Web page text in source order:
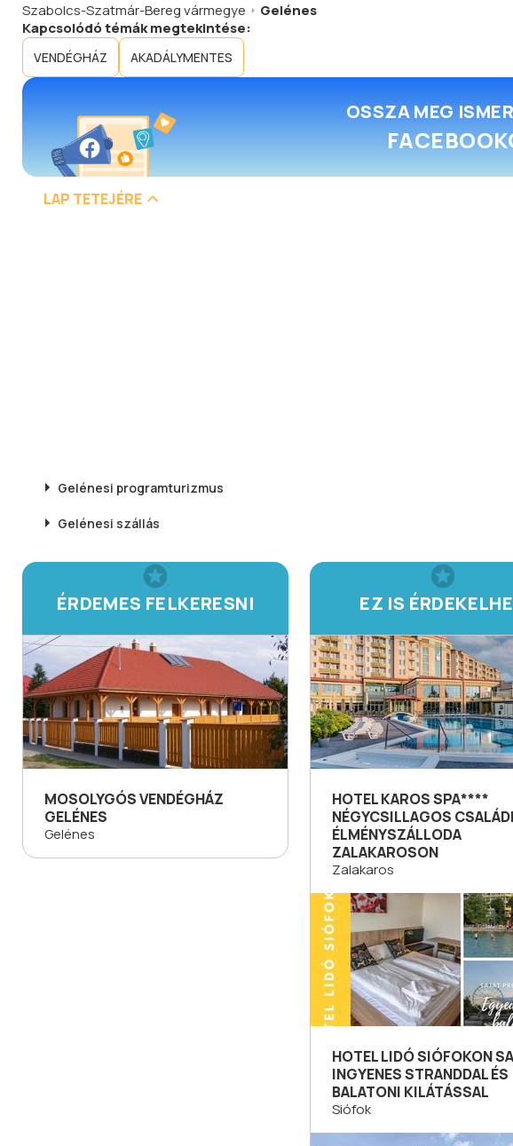
Szabolcs-Szatmár-Bereg vármegye
Gelénes
Kapcsolódó témák megtekintése:
VENDÉGHÁZ AKADÁLYMENTES
OSSZA MEG
LAP TETEJÉRE
Gelénesi programturizmus
Gelénesi szállás
ÉRDEMES FELKERESNI
MOSOLYGÓS VENDÉGHÁZ
GELÉNES
Gelénes
EZ IS
HOTEL KAROS SPA****
NÉGYCSILLAGOS CSALÁDI
ÉLMÉNYSZÁLLODA
ZALAKAROSON
Zalakaros
HOTEL LIDÓ SIÓFOKON
INGYENES STRANDDAL ÉS
BALATONI KILÁTÁSSAL
Siófok